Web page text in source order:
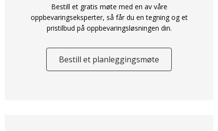
Bestill et gratis møte med en av våre
oppbevaringseksperter, så får du en tegning og et
pristilbud på oppbevaringsløsningen din.
Bestill et planleggingsmøte